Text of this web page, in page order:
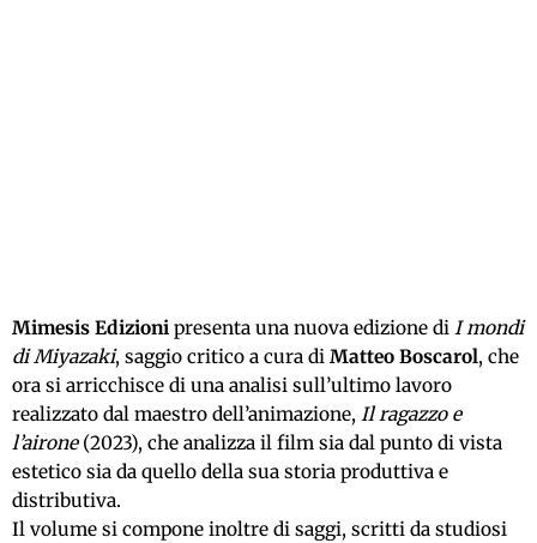
Mimesis Edizioni presenta una nuova edizione di I mondi
di Miyazaki, saggio critico a cura di Matteo Boscarol, che
ora si arricchisce di una analisi sull’ultimo lavoro
realizzato dal maestro dell’animazione, Il ragazzo e
l’airone (2023), che analizza il film sia dal punto di vista
estetico sia da quello della sua storia produttiva e
distributiva.
Il volume si compone inoltre di saggi, scritti da studiosi